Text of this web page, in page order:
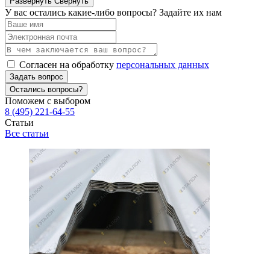
У вас остались какие-либо вопросы? Задайте их нам
Согласен на обработку персональных данных
Задать вопрос
Остались вопросы?
Поможем с выбором
8 (495) 221-64-55
Статьи
Все статьи